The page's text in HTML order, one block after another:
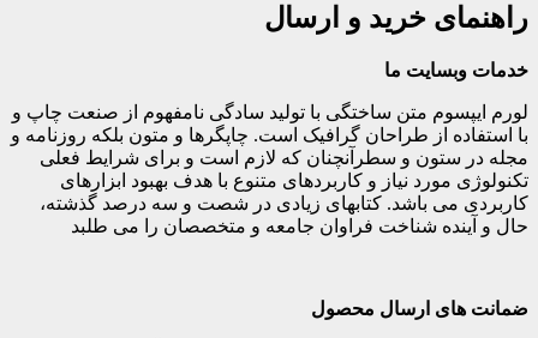
راهنمای خرید و ارسال
خدمات وبسایت ما
لورم ایپسوم متن ساختگی با تولید سادگی نامفهوم از صنعت چاپ و
با استفاده از طراحان گرافیک است. چاپگرها و متون بلکه روزنامه و
مجله در ستون و سطرآنچنان که لازم است و برای شرایط فعلی
تکنولوژی مورد نیاز و کاربردهای متنوع با هدف بهبود ابزارهای
کاربردی می باشد. کتابهای زیادی در شصت و سه درصد گذشته،
حال و آینده شناخت فراوان جامعه و متخصصان را می طلبد
ضمانت های ارسال محصول